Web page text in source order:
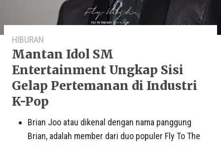
HIBURAN
Mantan Idol SM
Entertainment Ungkap Sisi
Gelap Pertemanan di Industri
K-Pop
Brian Joo atau dikenal dengan nama panggung
Brian, adalah member dari duo populer Fly To The